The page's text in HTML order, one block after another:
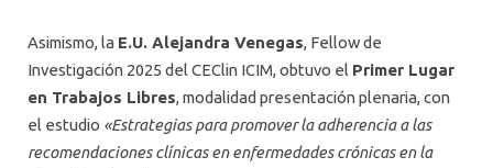
Asimismo, la E.U. Alejandra Venegas, Fellow de
Investigación 2025 del CEClin ICIM, obtuvo el Primer Lugar
en Trabajos Libres, modalidad presentación plenaria, con
el estudio «Estrategias para promover la adherencia a las
recomendaciones clínicas en enfermedades crónicas en la